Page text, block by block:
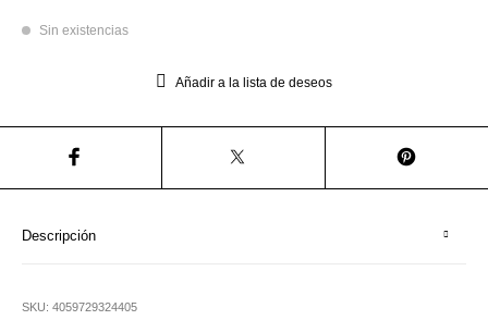
PRESENCIALES
MAQUILLAJE Mobiliario Peluquería PERFUMES
Sin existencias
Añadir a la lista de deseos
Descripción
SKU:4059729324405